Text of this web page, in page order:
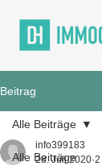
Beitrag
Alle Beiträge
Alle Beiträge
info399183
28. Juli 2020 2